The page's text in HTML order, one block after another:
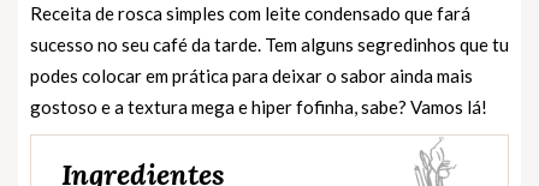
Receita de rosca simples com leite condensado que fará
sucesso no seu café da tarde. Tem alguns segredinhos que tu
podes colocar em prática para deixar o sabor ainda mais
gostoso e a textura mega e hiper fofinha, sabe? Vamos lá!
Ingredientes